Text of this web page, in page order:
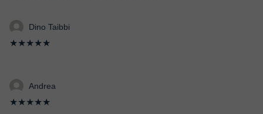
Dino Taibbi
★★★★★
Andrea
★★★★★